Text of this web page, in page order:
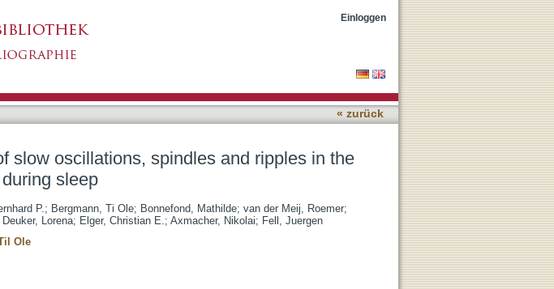
and ripples in the human hippocampus duringEinloggen
« zurück
slow oscillations, spindles and ripples in the
sleep
P.; Bergmann, Ti Ole; Bonnefond, Mathilde; van der Meij, Roemer;
Deuker, Lorena; Elger, Christian E.; Axmacher, Nikolai; Fell, Juergen
Ole